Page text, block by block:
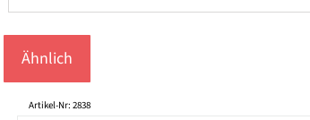
Ähnlich
Produktgalerie überspringen
Artikel-Nr: 2838